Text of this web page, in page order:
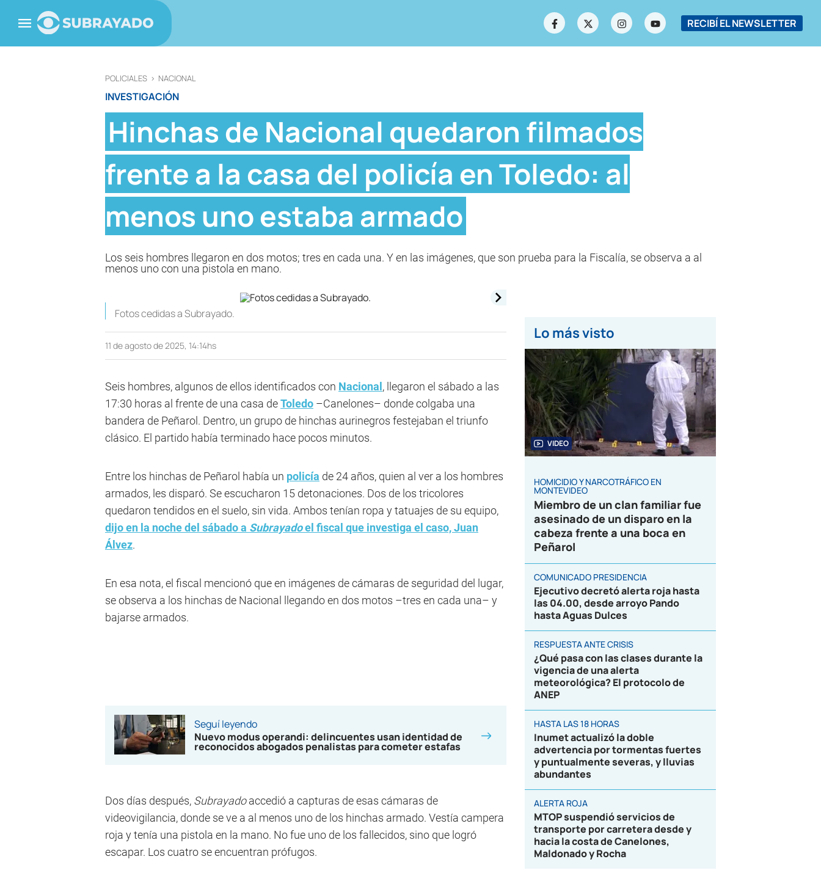
RECIBÍ EL NEWSLETTER
POLICIALES > NACIONAL
INVESTIGACIÓN
Hinchas de Nacional quedaron filmados
frente a la casa del policía en Toledo: al
menos uno estaba armado
Los seis hombres llegaron en dos motos; tres en cada una. Y en las imágenes, que son prueba para la Fiscalía, se observa a al
menos uno con una pistola en mano.
Fotos cedidas a Subrayado.
11 de agosto de 2025, 14:14hs
Seis hombres, algunos de ellos identificados con Nacional , llegaron el sábado a las
17:30 horas al frente de una casa deToledo –Canelones– donde colgaba una
bandera de Peñarol. Dentro, un grupo de hinchas aurinegros festejaban el triunfo
clásico. El partido había terminado hace pocos minutos.
Entre los hinchas de Peñarol había un policía de 24 años, quien al ver a los hombres
armados, les disparó. Se escucharon 15 detonaciones. Dos de los tricolores
quedaron tendidos en el suelo, sin vida. Ambos tenían ropa y tatuajes de su equipo,
dijo en la noche del sábado a Subrayadoel fiscal que investiga el caso, Juan
Álvez.
En esa nota, el fiscal mencionó que en imágenes de cámaras de seguridad del lugar,
se observa a los hinchas de Nacional llegando en dos motos –tres en cada una– y
bajarse armados.
Seguí leyendo
Nuevo modus operandi: delincuentes usan identidad de
reconocidos abogados penalistas para cometer estafas
Dos días después, Subrayadoaccedió a capturas de esas cámaras de
videovigilancia, donde se ve a al menos uno de los hinchas armado. Vestía campera
roja y tenía una pistola en la mano. No fue uno de los fallecidos, sino que logró
escapar. Los cuatro se encuentran prófugos.
Lo más visto
VIDEO
HOMICIDIO Y NARCOTRÁFICO EN
MONTEVIDEO
Miembro de un clan familiar fue
asesinado de un disparo en la
cabeza frente a una boca en
Peñarol
COMUNICADO PRESIDENCIA
Ejecutivo decretó alerta roja hasta
las 04.00, desde arroyo Pando
hasta Aguas Dulces
RESPUESTA ANTE CRISIS
¿Qué pasa con las clases durante la
vigencia de una alerta
meteorológica? El protocolo de
ANEP
HASTA LAS 18 HORAS
Inumet actualizó la doble
advertencia por tormentas fuertes
y puntualmente severas, y lluvias
abundantes
ALERTA ROJA
MTOP suspendió servicios de
transporte por carretera desde y
hacia la costa de Canelones,
Maldonado y Rocha